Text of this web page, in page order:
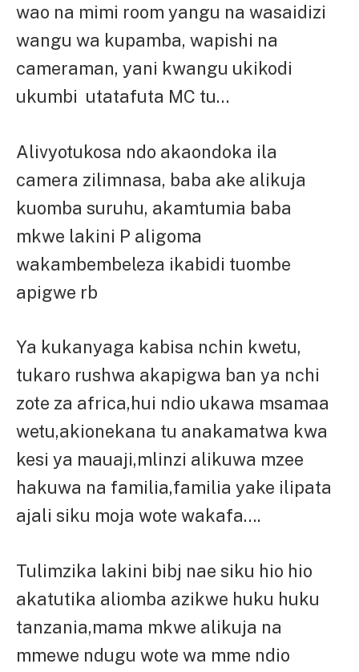
wao na mimi room yangu na wasaidizi
wangu wa kupamba, wapishi na
cameraman, yani kwangu ukikodi
ukumbi utatafuta MC tu…
Alivyotukosa ndo akaondoka ila
camera zilimnasa, baba ake alikuja
kuomba suruhu, akamtumia baba
mkwe lakini P aligoma
wakambembeleza ikabidi tuombe
apigwe rb
Ya kukanyaga kabisa nchin kwetu,
tukaro rushwa akapigwa ban ya nchi
zote za africa,hui ndio ukawa msamaa
wetu,akionekana tu anakamatwa kwa
kesi ya mauaji,mlinzi alikuwa mzee
hakuwa na familia,familia yake ilipata
ajali siku moja wote wakafa….
Tulimzika lakini bibj nae siku hio hio
akatutika aliomba azikwe huku huku
tanzania,mama mkwe alikuja na
mmewe ndugu wote wa mme ndio